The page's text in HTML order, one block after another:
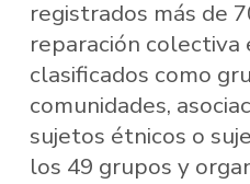
registrados más de
reparación colectiva
clasificados como
comunidades,
sujetos étnicos o
los 49 grupos y